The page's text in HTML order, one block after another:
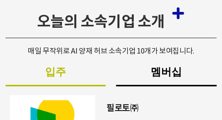
오늘의 소속기업 소개
매일 무작위로 AI 양재 허브 소속기업 10개가 보여집니다.
입주 멤버십